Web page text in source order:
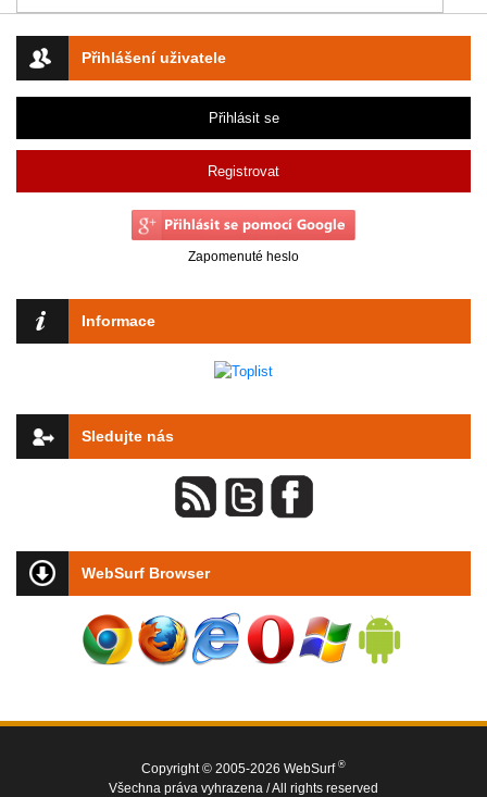
Přihlášení uživatele
Přihlásit se
Registrovat
Zapomenuté heslo
Informace
Sledujte nás
WebSurf Browser
Copyright © 2005-2026 WebSurf ®
Všechna práva vyhrazena / All rights reserved